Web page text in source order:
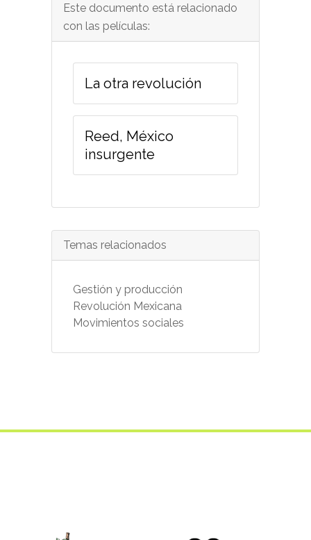
Este documento está relacionado
con las películas:
La otra revolución
Reed, México
insurgente
Temas relacionados
Gestión y producción
Revolución Mexicana
Movimientos sociales